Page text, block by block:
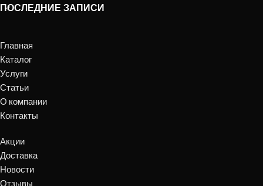
ПОСЛЕДНИЕ ЗАПИСИ
Главная
Каталог
Услуги
Статьи
О компании
Контакты
Акции
Доставка
Новости
Отзывы